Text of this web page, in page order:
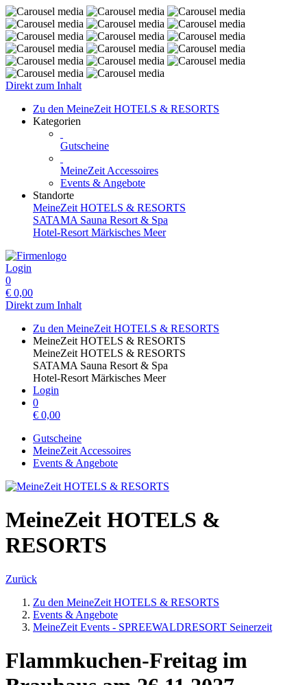
Direkt zum Inhalt
Zu den MeineZeit HOTELS & RESORTS
Kategorien
Gutscheine
MeineZeit Accessoires
Events & Angebote
Standorte
MeineZeit HOTELS & RESORTS
SATAMA Sauna Resort & Spa
Hotel-Resort Märkisches Meer
Login
0
€ 0,00
Direkt zum Inhalt
Zu den MeineZeit HOTELS & RESORTS
MeineZeit HOTELS & RESORTS
MeineZeit HOTELS & RESORTS
SATAMA Sauna Resort & Spa
Hotel-Resort Märkisches Meer
Login
0
€ 0,00
Gutscheine
MeineZeit Accessoires
Events & Angebote
MeineZeit HOTELS &
RESORTS
Zurück
Zu den MeineZeit HOTELS & RESORTS
Events & Angebote
MeineZeit Events - SPREEWALDRESORT Seinerzeit
Flammkuchen-Freitag im